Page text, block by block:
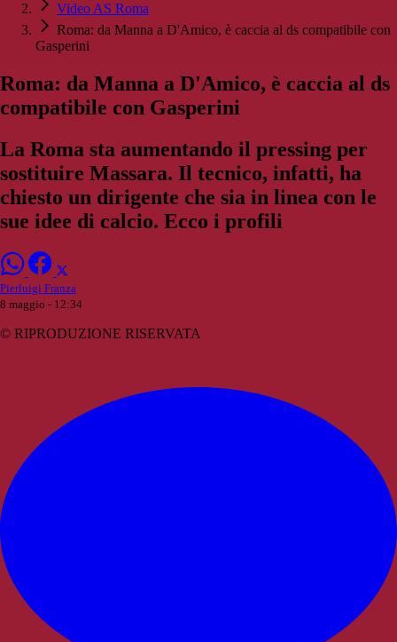
Video AS Roma
Roma: da Manna a D'Amico, è caccia al ds compatibile con
Gasperini
Roma: da Manna a D'Amico, è caccia al ds
compatibile con Gasperini
La Roma sta aumentando il pressing per
sostituire Massara. Il tecnico, infatti, ha
chiesto un dirigente che sia in linea con le
sue idee di calcio. Ecco i profili
Pierluigi Franza
8 maggio - 12:34
© RIPRODUZIONE RISERVATA